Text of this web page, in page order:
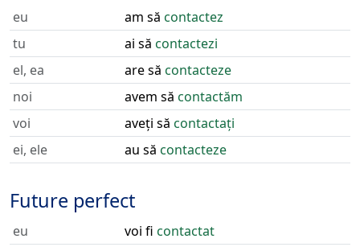
eu am să contactez
tu
ai să contactezi
el, ea
are să contacteze
noi
avem să contactăm
voi
aveți să contactați
ei, ele
au să contacteze
Future perfect
eu voi fi contactat